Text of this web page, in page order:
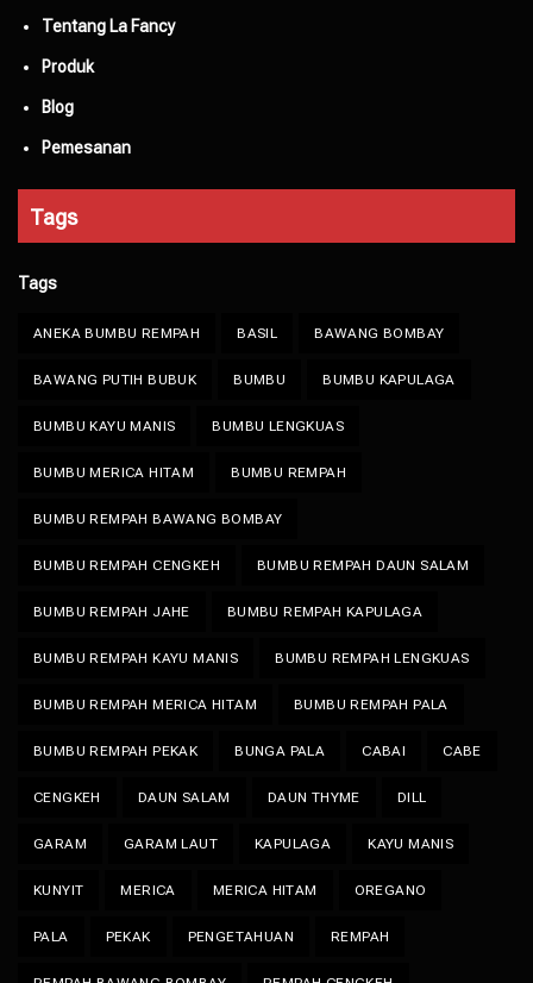
Tentang La Fancy
Produk
Blog
Pemesanan
Tags
Tags
ANEKA BUMBU REMPAH BASIL BAWANG BOMBAY
BAWANG PUTIH BUBUK BUMBU BUMBU KAPULAGA
BUMBU KAYU MANIS BUMBU LENGKUAS
BUMBU MERICA HITAM BUMBU REMPAH
BUMBU REMPAH BAWANG BOMBAY
BUMBU REMPAH CENGKEH BUMBU REMPAH DAUN SALAM
BUMBU REMPAH JAHE BUMBU REMPAH KAPULAGA
BUMBU REMPAH KAYU MANIS BUMBU REMPAH LENGKUAS
BUMBU REMPAH MERICA HITAM BUMBU REMPAH PALA
BUMBU REMPAH PEKAK BUNGA PALA CABAI CABE
CENGKEH DAUN SALAM DAUN THYME DILL
GARAM GARAM LAUT KAPULAGA KAYU MANIS
KUNYIT MERICA MERICA HITAM OREGANO
PALA PEKAK PENGETAHUAN REMPAH